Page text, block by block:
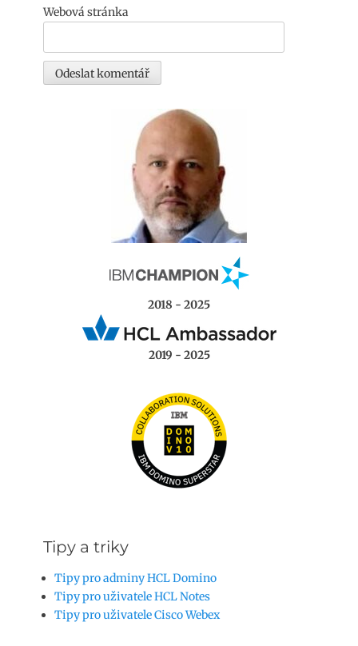
Webová stránka
2018 - 2025
2019 - 2025
Tipy a triky
Tipy pro adminy HCL Domino
Tipy pro uživatele HCL Notes
Tipy pro uživatele Cisco Webex